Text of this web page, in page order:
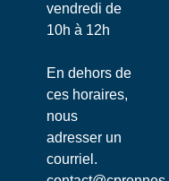
vendredi de
10h à 12h
En dehors de
ces horaires,
nous
adresser un
courriel.